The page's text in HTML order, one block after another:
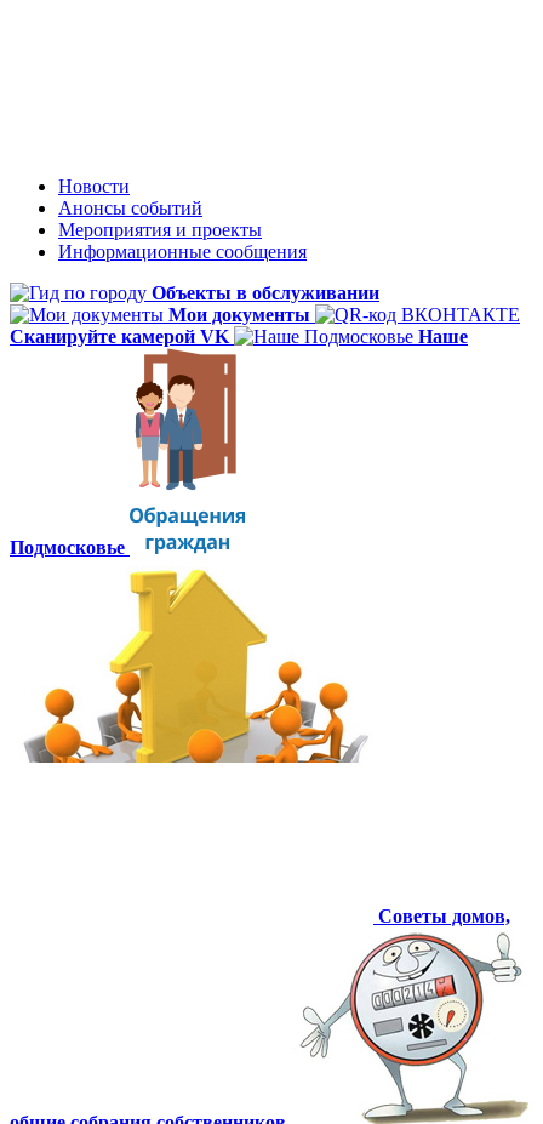
Новости
Анонсы событий
Мероприятия и проекты
Информационные сообщения
Объекты в обслуживании
Мои документы
Сканируйте камерой VK
Наше
Подмосковье
Советы домов,